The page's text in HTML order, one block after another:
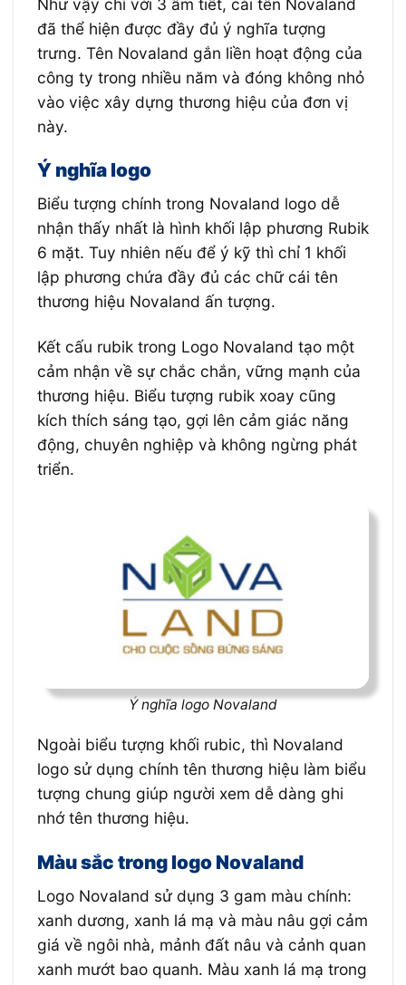
đã thể hiện được đầy đủ ý nghĩa tượng
trưng. Tên Novaland gắn liền hoạt động của
công ty trong nhiều năm và đóng không nhỏ
vào việc xây dựng thương hiệu của đơn vị
này.
Ý nghĩa logo
Biểu tượng chính trong Novaland logo dễ
nhận thấy nhất là hình khối lập phương Rubik
6 mặt. Tuy nhiên nếu để ý kỹ thì chỉ 1 khối
lập phương chứa đầy đủ các chữ cái tên
thương hiệu Novaland ấn tượng.
Kết cấu rubik trong Logo Novaland tạo một
cảm nhận về sự chắc chắn, vững mạnh của
thương hiệu. Biểu tượng rubik xoay cũng
kích thích sáng tạo, gợi lên cảm giác năng
động, chuyên nghiệp và không ngừng phát
triển.
Ý nghĩa logo Novaland
Ngoài biểu tượng khối rubic, thì Novaland
logo sử dụng chính tên thương hiệu làm biểu
tượng chung giúp người xem dễ dàng ghi
nhớ tên thương hiệu.
Màu sắc trong logo Novaland
Logo Novaland sử dụng 3 gam màu chính:
xanh dương, xanh lá mạ và màu nâu gợi cảm
giá về ngôi nhà, mảnh đất nâu và cảnh quan
xanh mướt bao quanh. Màu xanh lá mạ trong